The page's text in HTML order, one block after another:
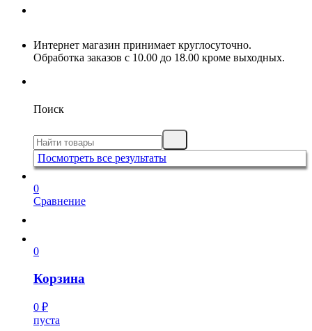
Интернет магазин принимает круглосуточно.
Обработка заказов с 10.00 до 18.00 кроме выходных.
Поиск
Посмотреть все результаты
0
Сравнение
0
Корзина
0 ₽
пуста